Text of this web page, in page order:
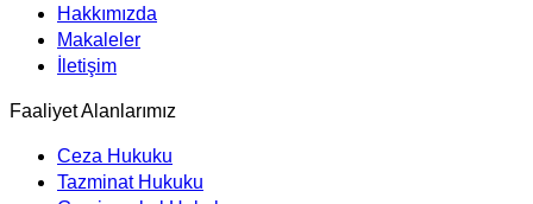
Hakkımızda
Makaleler
İletişim
Faaliyet Alanlarımız
Ceza Hukuku
Tazminat Hukuku